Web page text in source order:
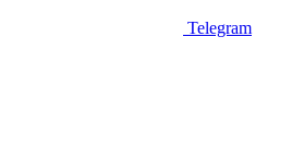
Telegram